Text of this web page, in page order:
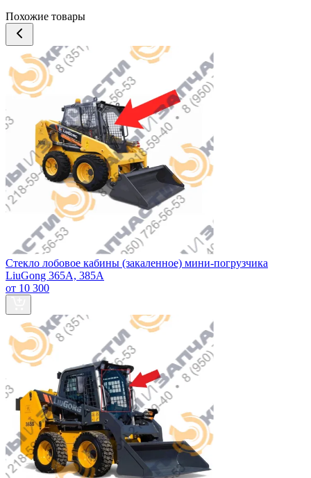
Похожие товары
Стекло лобовое кабины (закаленное) мини-погрузчика
LiuGong 365А, 385А
от 10 300